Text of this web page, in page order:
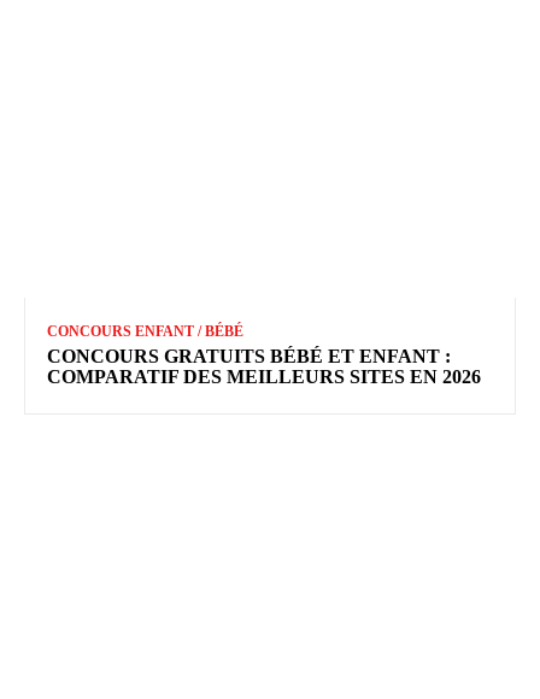
CONCOURS ENFANT / BÉBÉ
CONCOURS GRATUITS BÉBÉ ET ENFANT :
COMPARATIF DES MEILLEURS SITES EN 2026